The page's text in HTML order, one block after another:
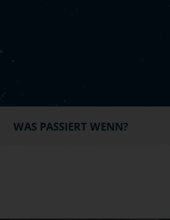
WAS PASSIERT WENN?